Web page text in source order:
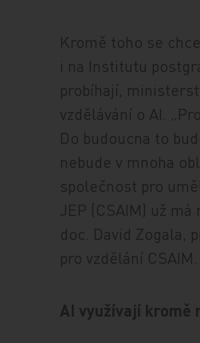
Kromě toho se
i na Institutu
probíhají,
vzdělávání o AI.
Do budoucna to
nebude v mnoha
společnost pro
JEP (CSAIM) už
doc. David Zogala,
pro vzdělání CSAIM.
AI využívají kromě